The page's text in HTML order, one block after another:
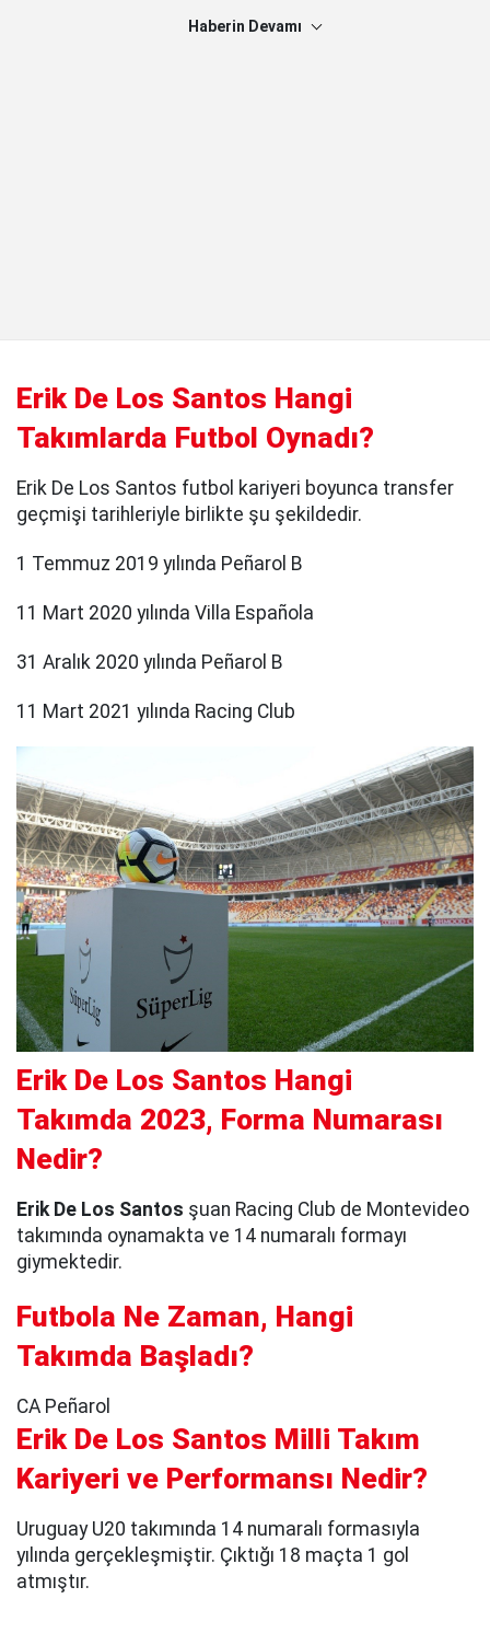
Haberin Devamı
Erik De Los Santos Hangi
Takımlarda Futbol Oynadı?
Erik De Los Santos futbol kariyeri boyunca transfer
geçmişi tarihleriyle birlikte şu şekildedir.
1 Temmuz 2019 yılında Peñarol B
11 Mart 2020 yılında Villa Española
31 Aralık 2020 yılında Peñarol B
11 Mart 2021 yılında Racing Club
Erik De Los Santos Hangi
Takımda 2023, Forma Numarası
Nedir?
Erik De Los Santos şuan Racing Club de Montevideo
takımında oynamakta ve 14 numaralı formayı
giymektedir.
Futbola Ne Zaman, Hangi
Takımda Başladı?
CA Peñarol
Erik De Los Santos Milli Takım
Kariyeri ve Performansı Nedir?
Uruguay U20 takımında 14 numaralı formasıyla
yılında gerçekleşmiştir. Çıktığı 18 maçta 1 gol
atmıştır.